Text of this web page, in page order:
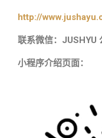
http://
联系微信：JUSHYU
小程序介绍页面：